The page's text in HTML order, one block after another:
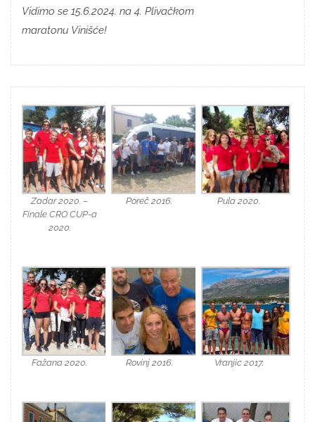
Vidimo se 15.6.2024. na 4. Plivačkom
maratonu Vinišće!
Zadar 2020. –
Finale CRO CUP-a
2020.
Poreč 2016. Pula 2020.
Fažana 2020. Rovinj 2016. Vranjic 2017.